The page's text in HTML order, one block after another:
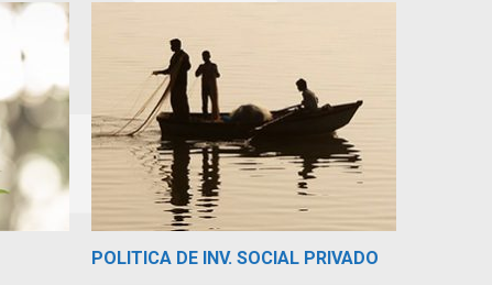
POLITICA DE INV. SOCIAL PRIVADO